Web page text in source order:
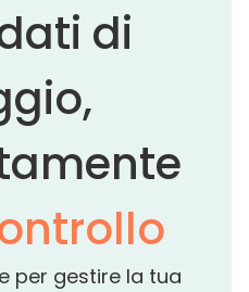
di
per gestire la tua